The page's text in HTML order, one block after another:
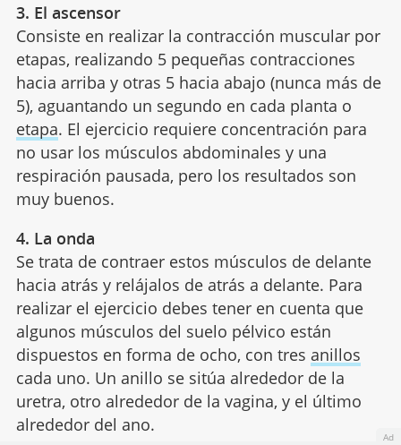
3. El ascensor
Consiste en realizar la contracción muscular por
etapas, realizando 5 pequeñas contracciones
hacia arriba y otras 5 hacia abajo (nunca más de
5), aguantando un segundo en cada planta o
etapa. El ejercicio requiere concentración para
no usar los músculos abdominales y una
respiración pausada, pero los resultados son
muy buenos.
4. La onda
Se trata de contraer estos músculos de delante
hacia atrás y relájalos de atrás a delante. Para
realizar el ejercicio debes tener en cuenta que
algunos músculos del suelo pélvico están
dispuestos en forma de ocho, con tres anillos
cada uno. Un anillo se sitúa alrededor de la
uretra, otro alrededor de la vagina, y el último
alrededor del ano.
Ad